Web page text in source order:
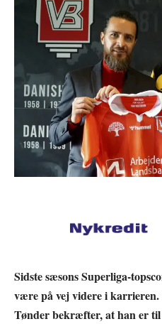
Sidste sæsons Superliga-
være på vej videre i
Tønder bekræfter, at han er